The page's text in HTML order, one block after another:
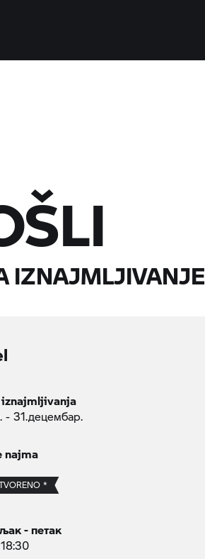
IZNAJMLJIVANJE
iznajmljivanja
- 31.децембар.
najma
*
- петак